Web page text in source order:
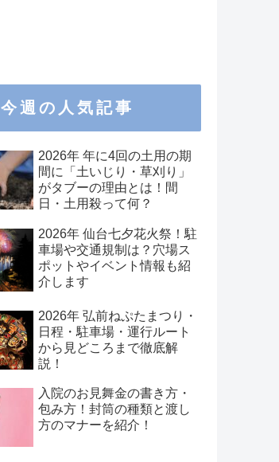
今週の人気記事
2026年 年に4回の土用の期
間に「土いじり・草刈り」
がタブーの理由とは！間
日・土用殺って何？
2026年 仙台七夕花火祭！駐
車場や交通規制は？穴場ス
ポットやイベント情報も紹
介します
2026年 弘前ねぷたまつり・
日程・駐車場・運行ルート
から見どころまで徹底解
説！
入院のお見舞金の書き方・
包み方！封筒の種類と渡し
方のマナーを紹介！